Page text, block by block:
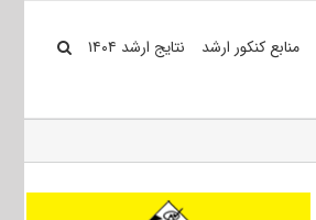
منابع کنکور ارشد نتایج ارشد ۱۴۰۴